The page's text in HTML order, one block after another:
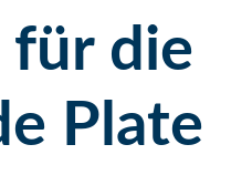
für die
Plate